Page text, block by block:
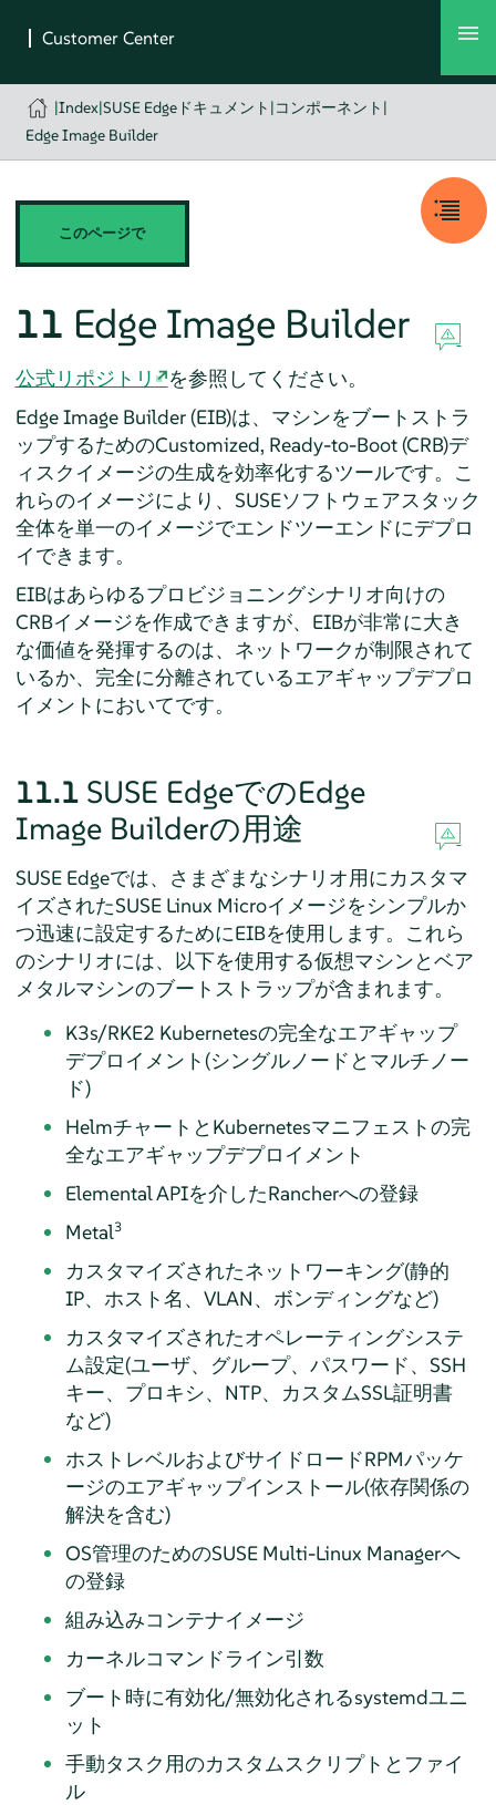
|Index|SUSE Edgeドキュメント |コンポーネント |
Edge Image Builder
このページで
11 Edge Image Builder
公式リポジトリ
を参照してください。
Edge Image Builder (EIB)は、マシンをブートストラ
ップするためのCustomized, Ready-to-Boot (CRB)デ
ィスクイメージの生成を効率化するツールです。こ
れらのイメージにより、SUSEソフトウェアスタック
全体を単一のイメージでエンドツーエンドにデプロ
イできます。
EIBはあらゆるプロビジョニングシナリオ向けの
CRBイメージを作成できますが、EIBが非常に大き
な価値を発揮するのは、ネットワークが制限されて
いるか、完全に分離されているエアギャップデプロ
イメントにおいてです。
11.1 SUSE EdgeでのEdge
Image Builderの用途
SUSE Edgeでは、さまざまなシナリオ用にカスタマ
イズされたSUSE Linux Microイメージをシンプルか
つ迅速に設定するためにEIBを使用します。これら
のシナリオには、以下を使用する仮想マシンとベア
メタルマシンのブートストラップが含まれます。
K3s/RKE2 Kubernetesの完全なエアギャップ
デプロイメント(シングルノードとマルチノー
ド)
HelmチャートとKubernetesマニフェストの完
全なエアギャップデプロイメント
Elemental APIを介したRancherへの登録
Metal3
カスタマイズされたネットワーキング(静的
IP、ホスト名、VLAN、ボンディングなど)
カスタマイズされたオペレーティングシステ
ム設定(ユーザ、グループ、パスワード、SSH
キー、プロキシ、NTP、カスタムSSL証明書
など)
ホストレベルおよびサイドロードRPMパッケ
ージのエアギャップインストール(依存関係の
解決を含む)
OS管理のためのSUSE Multi-Linux Managerへ
の登録
組み込みコンテナイメージ
カーネルコマンドライン引数
ブート時に有効化/無効化されるsystemdユニ
ット
手動タスク用のカスタムスクリプトとファイ
ル